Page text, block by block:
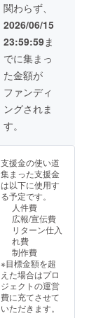
関わらず、
2026/06/15
23:59:59ま
でに集まっ
た金額が
ファンディ
ングされま
す。
支援金の使い道
集まった支援金
は以下に使用す
る予定です。
人件費
広報/宣伝費
リターン仕入
れ費
制作費
※目標金額を超
えた場合はプロ
ジェクトの運営
費に充てさせて
いただきます。